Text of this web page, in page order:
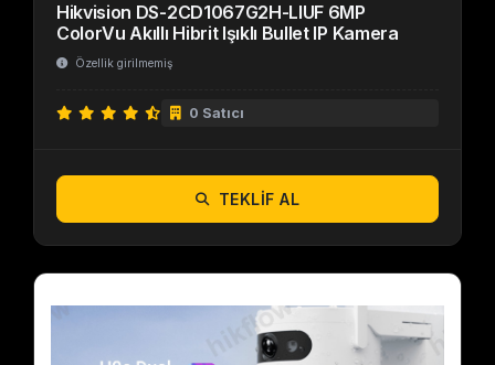
Hikvision DS-2CD1067G2H-LIUF 6MP
ColorVu Akıllı Hibrit Işıklı Bullet IP Kamera
Özellik girilmemiş
0 Satıcı
TEKLIF AL